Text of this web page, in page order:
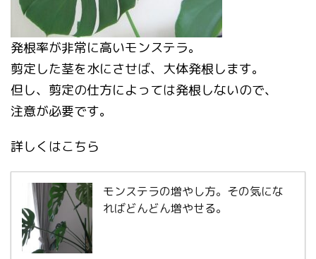
発根率が非常に高いモンステラ。
剪定した茎を水にさせば、大体発根します。
但し、剪定の仕方によっては発根しないので、
注意が必要です。
詳しくはこちら
モンステラの増やし方。その気にな
ればどんどん増やせる。